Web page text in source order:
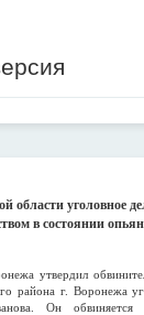
области уголовное
в состоянии
утвердил
района г. Воронежа
Он обвиняется